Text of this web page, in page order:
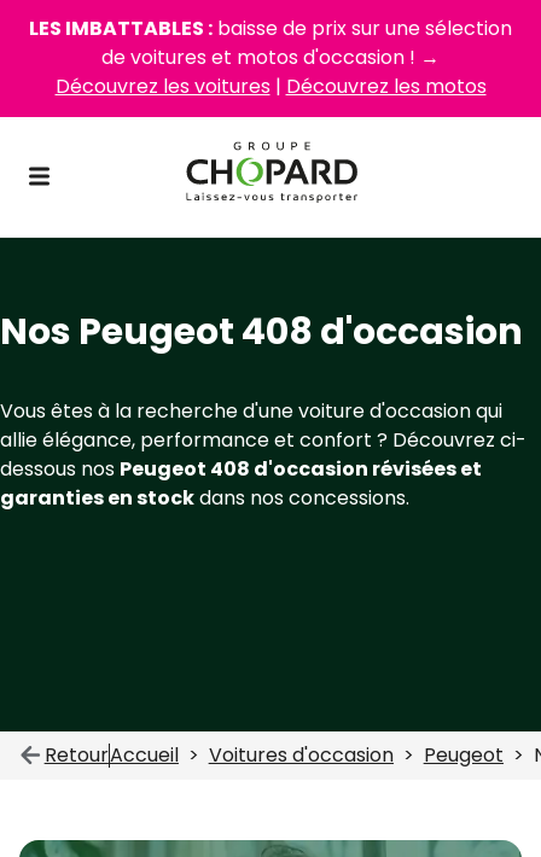
LES IMBATTABLES : baisse de prix sur une sélection
de voitures et motos d'occasion ! →
Découvrez les voitures| Découvrez les motos
Nos Peugeot 408 d'occasion
Vous êtes à la recherche d'une voiture d'occasion qui
allie élégance, performance et confort ? Découvrez ci-
dessous nos Peugeot 408 d'occasion révisées et
garanties en stockdans nos concessions.
RetourAccueil Voitures d'occasion Peugeot